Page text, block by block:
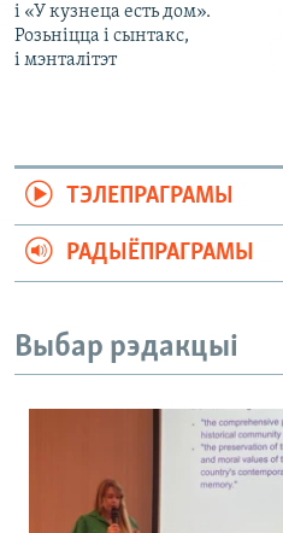
і «У кузнеца есть дом».
Розьніцца і сынтакс,
і мэнталітэт
ТЭЛЕПРАГРАМЫ
РАДЫЁПРАГРАМЫ
Выбар рэдакцыі